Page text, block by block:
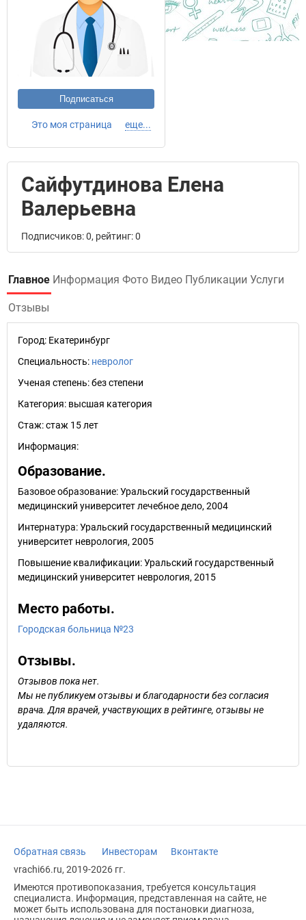
Подписаться
Это моя страница еще...
Сайфутдинова Елена
Валерьевна
Подписчиков: 0, рейтинг: 0
Главное Информация Фото Видео Публикации Услуги
Отзывы
Город: Екатеринбург
Специальность: невролог
Ученая степень:без степени
Категория: высшая категория
Стаж:стаж 15 лет
Информация:
Образование.
Базовое образование: Уральский государственный
медицинский университет лечебное дело, 2004
Интернатура: Уральский государственный медицинский
университет неврология, 2005
Повышение квалификации: Уральский государственный
медицинский университет неврология, 2015
Место работы.
Городская больница №23
Отзывы.
Отзывов пока нет.
Мы не публикуем отзывы и благодарности без согласия
врача. Для врачей, участвующих в рейтинге, отзывы не
удаляются.
Обратная связь Инвесторам
Вконтакте
vrachi66.ru, 2019-2026 гг.
Имеются противопоказания, требуется консультация
специалиста. Информация, представленная на сайте, не
может быть использована для постановки диагноза,